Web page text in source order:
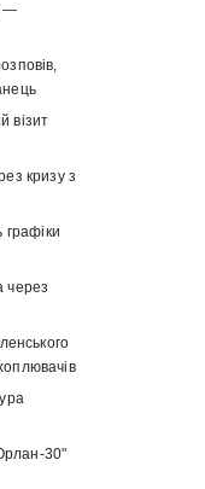
—
візит
кризу з
графіки
через
30"